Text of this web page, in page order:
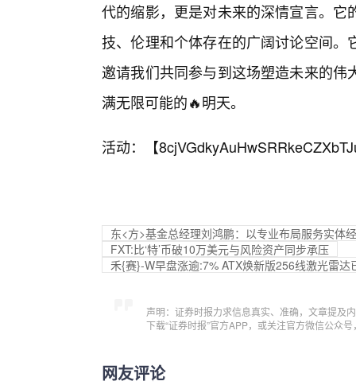
代的缩影，更是对未来的深情宣言。
技、伦理和个体存在的广阔讨论空间
邀请我们共同参与到这场塑造未来的
满无限可能的🔥明天。
活动：【
东<方>基金总经理刘鸿鹏：以专业布局服务实体
FXT:比‘特’币破10万美元与风险资产同步承压
禾{赛}-W早盘涨逾:7% ATX焕新版256线激光雷达
声明：证券时报力求信息真实、准确，文章提及
下载“证券时报”官方APP，或关注官方微信公众
网友评论